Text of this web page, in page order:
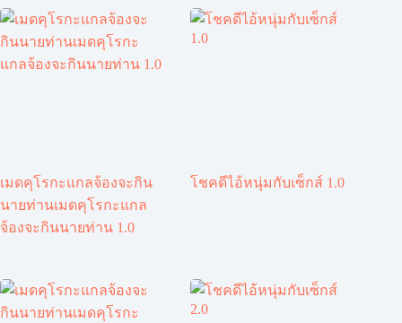
เมดคุโรกะแกลจ้องจะกิน
นายท่านเมดคุโรกะแกล
จ้องจะกินนายท่าน 1.0
โชคดีไอ้หนุ่มกับเซ็กส์ 1.0